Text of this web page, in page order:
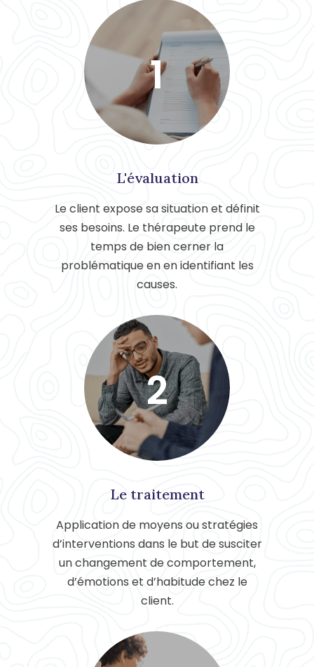
1
L'évaluation
Le client expose sa situation et définit
ses besoins. Le thérapeute prend le
temps de bien cerner la
problématique en en identifiant les
causes.
2
Le traitement
Application de moyens ou stratégies
d’interventions dans le but de susciter
un changement de comportement,
d’émotions et d’habitude chez le
client.